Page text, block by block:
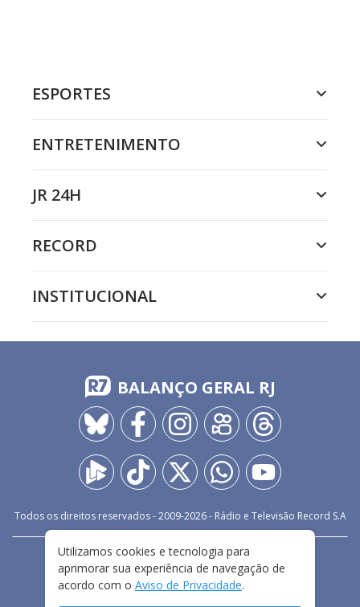
ESPORTES
ENTRETENIMENTO
JR 24H
RECORD
INSTITUCIONAL
BALANÇO GERAL RJ
Todos os direitos reservados - 2009-2026- Rádio e Televisão Record S.A
FALE CONOSCO
PRIVACIDADE
TERMOS E CONDIÇÕES DE USO
Utilizamos cookies e tecnologia para
aprimorar sua experiência de navegação de
acordo com o Aviso de Privacidade.